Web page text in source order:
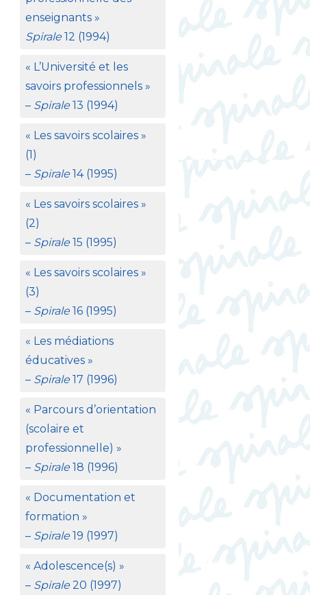
enseignants »
Spirale12 (1994)
« L’Université et les
savoirs professionnels »
– Spirale13 (1994)
« Les savoirs scolaires »
(1)
– Spirale14 (1995)
« Les savoirs scolaires »
(2)
– Spirale15 (1995)
« Les savoirs scolaires »
(3)
– Spirale16 (1995)
« Les médiations
éducatives »
– Spirale17 (1996)
« Parcours d’orientation
(scolaire et
professionnelle) »
– Spirale18 (1996)
« Documentation et
formation »
– Spirale19 (1997)
« Adolescence(s) »
– Spirale20 (1997)